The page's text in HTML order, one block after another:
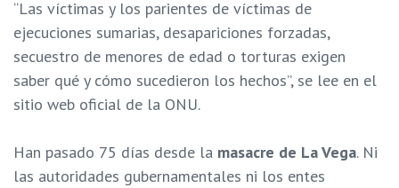
“Las víctimas y los parientes de víctimas de
ejecuciones sumarias, desapariciones forzadas,
secuestro de menores de edad o torturas exigen
saber qué y cómo sucedieron los hechos”, se lee en el
sitio web oficial de la ONU.
Han pasado 75 días desde la masacre de La Vega. Ni
las autoridades gubernamentales ni los entes